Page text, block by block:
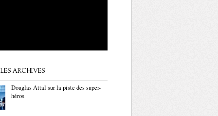
ARCHIVES
Douglas Attal sur la piste des super-
héros